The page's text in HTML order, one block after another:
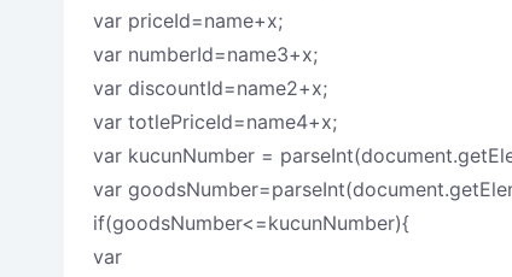
var priceId=name+x;
var numberId=name3+x;
var discountId=name2+x;
var totlePriceId=name4+x;
var kucunNumber =
var
if(goodsNumber<=kucunNumber){
var